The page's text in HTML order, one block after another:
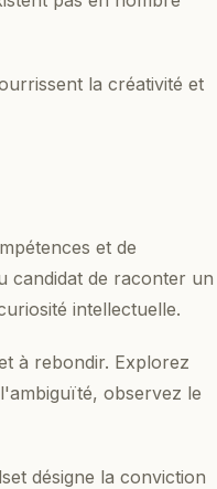
la créativité et
et de
candidat de raconter un
intellectuelle.
à rebondir. Explorez
observez le
désigne la conviction